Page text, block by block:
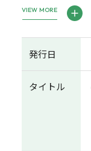
VIEW MORE
発行日
タイトル